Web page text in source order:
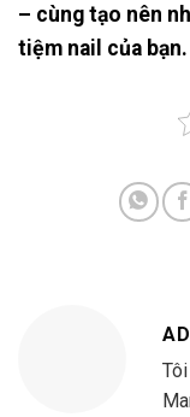
– cùng tạo nên
tiệm nail của bạn.